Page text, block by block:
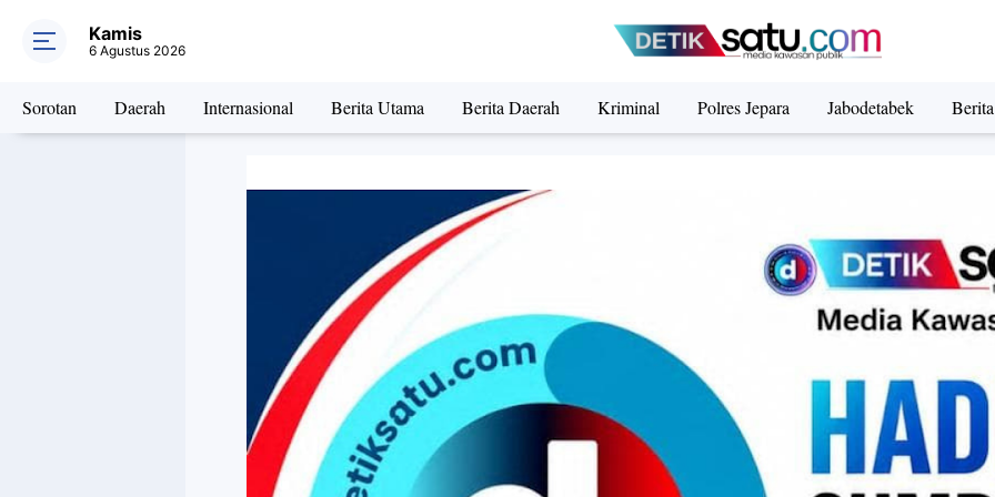
Kamis
6 Agustus 2026
Sorotan Daerah Internasional Berita Utama Berita Daerah Kriminal Polres Jepara Jabodetabek